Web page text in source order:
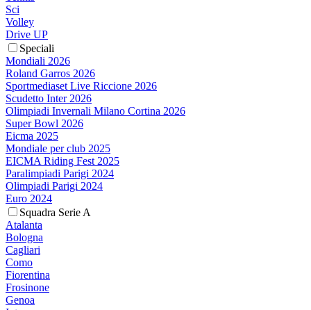
Sci
Volley
Drive UP
Speciali
Mondiali 2026
Roland Garros 2026
Sportmediaset Live Riccione 2026
Scudetto Inter 2026
Olimpiadi Invernali Milano Cortina 2026
Super Bowl 2026
Eicma 2025
Mondiale per club 2025
EICMA Riding Fest 2025
Paralimpiadi Parigi 2024
Olimpiadi Parigi 2024
Euro 2024
Squadra Serie A
Atalanta
Bologna
Cagliari
Como
Fiorentina
Frosinone
Genoa